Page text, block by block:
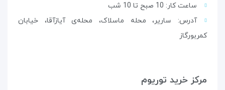
ساعت کار: 10 صبح تا 10 شب
آدرس: ساریر، محله ماسلاک، محله‌ی آیازآقا، خیابان
کمربورگاز
مرکز خرید توریوم